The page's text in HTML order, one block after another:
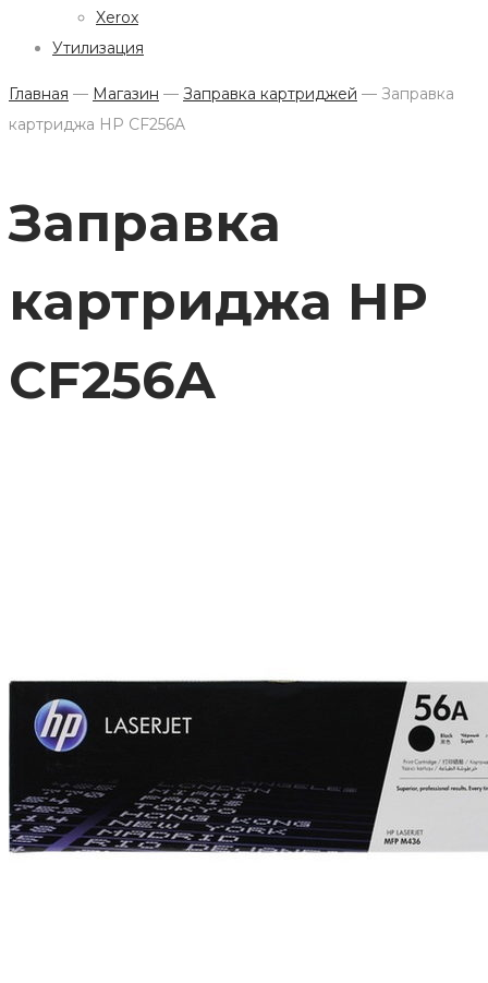
Xerox
Утилизация
Главная — Магазин — Заправка картриджей — Заправка
картриджа HP CF256A
Заправка
картриджа HP
CF256A